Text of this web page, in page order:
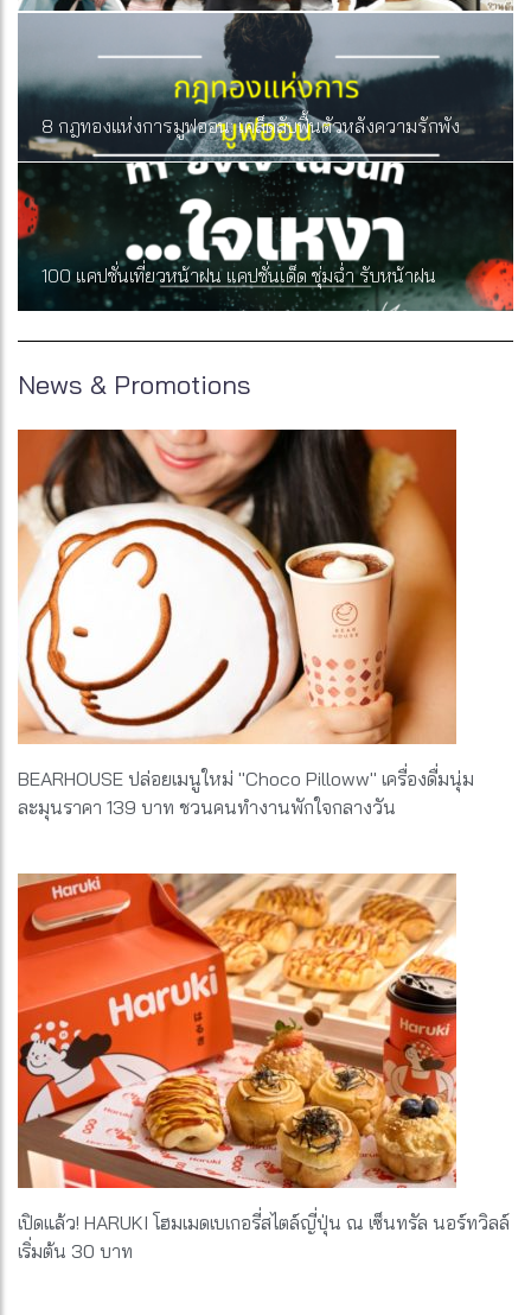
8 กฎทองแห่งการมูฟออน: เคล็ดลับฟื้นตัวหลังความรักพัง
100 แคปชั่นเที่ยวหน้าฝน แคปชั่นเด็ด ชุ่มฉ่ำ รับหน้าฝน
News & Promotions
BEARHOUSE ปล่อยเมนูใหม่ "Choco Pilloww" เครื่องดื่มนุ่ม
ละมุนราคา 139 บาท ชวนคนทำงานพักใจกลางวัน
เปิดแล้ว! HARUKI โฮมเมดเบเกอรี่สไตล์ญี่ปุ่น ณ เซ็นทรัล นอร์ทวิลล์
เริ่มต้น 30 บาท